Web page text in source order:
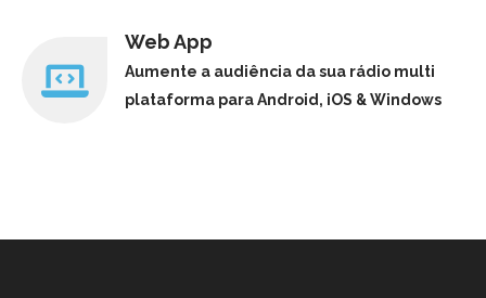
Web App
Aumente a audiência da sua rádio multi
plataforma para Android, iOS & Windows